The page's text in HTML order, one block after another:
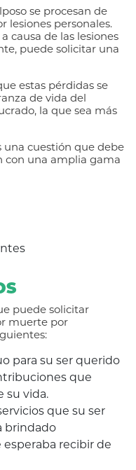
se procesan de
lesiones personales.
causa de las lesiones
puede solicitar una
estas pérdidas se
de vida del
la que sea más
una cuestión que debe
con una amplia gama
puede solicitar
muerte por
para su ser querido
que
su vida.
que su ser
brindado
recibir de